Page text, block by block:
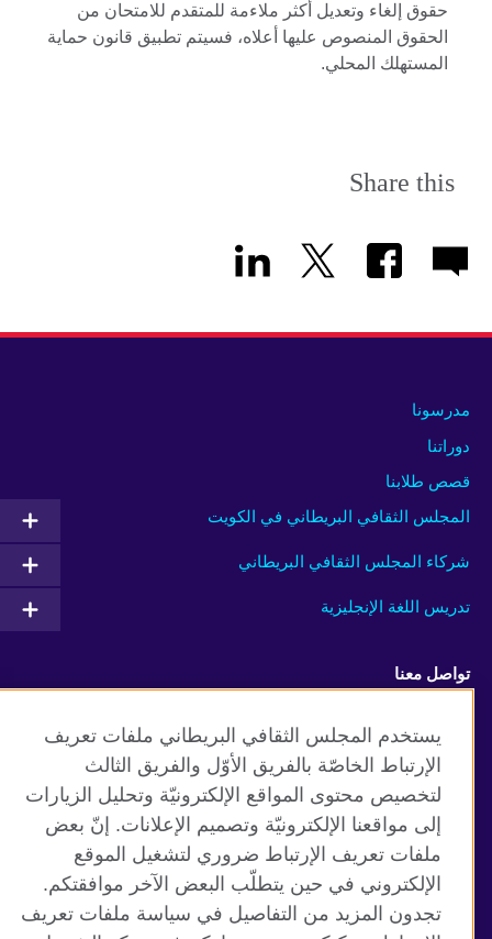
حقوق إلغاء وتعديل أكثر ملاءمة للمتقدم للامتحان من
الحقوق المنصوص عليها أعلاه، فسيتم تطبيق قانون حماية
المستهلك المحلي.
Share this
مدرسونا
دوراتنا
قصص طلابنا
المجلس الثقافي البريطاني في الكويت
شركاء المجلس الثقافي البريطاني
تدريس اللغة الإنجليزية
تواصل معنا
Facebook Instagram
Twitter TikTok
موقع المجلس الثقافي البريطاني العالمي
الخصوصية وشروط الاستخدام
يستخدم المجلس الثقافي البريطاني ملفات تعريف
الإرتباط الخاصّة بالفريق الأوّل والفريق الثالث
لتخصيص محتوى المواقع الإلكترونيّة وتحليل الزيارات
إلى مواقعنا الإلكترونيّة وتصميم الإعلانات. إنّ بعض
ملفات تعريف الإرتباط ضروري لتشغيل الموقع
الإلكتروني في حين يتطلّب البعض الآخر موافقتكم.
تجدون المزيد من التفاصيل في سياسة ملفات تعريف